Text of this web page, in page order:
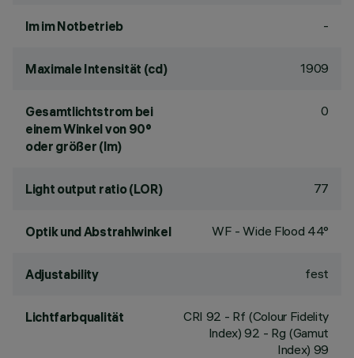
lm im Notbetrieb -
Maximale Intensität (cd) 1909
Gesamtlichtstrom bei
einem Winkel von 90°
oder größer (lm)
0
Light output ratio (LOR) 77
Optik und Abstrahlwinkel WF - Wide Flood 44°
Adjustability fest
Lichtfarbqualität CRI 92 - Rf (Colour Fidelity
Index) 92 - Rg (Gamut
Index) 99